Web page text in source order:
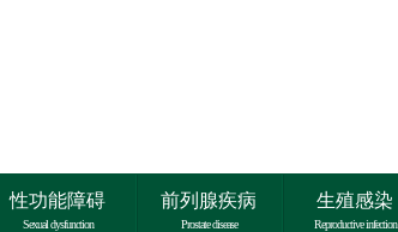
性功能障碍
Sexual dysfunction
前列腺疾病
Prostate disease
生殖感染
Reproductive infection